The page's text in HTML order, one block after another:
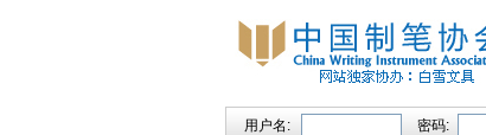
用户名: 密码: